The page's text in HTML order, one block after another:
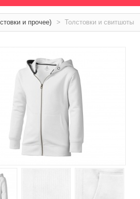
и прочее) > Толстовки и свитшоты